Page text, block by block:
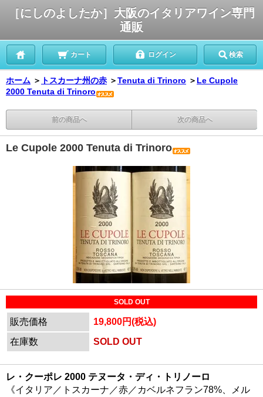
［にしのよしたか］大阪のイタリアワイン専門
通販
カート ログイン 検索
ホーム ＞ トスカーナ州の赤 ＞Tenuta di Trinoro ＞ Le Cupole
2000 Tenuta di Trinoro
前の商品へ 次の商品へ
Le Cupole 2000 Tenuta di Trinoro
SOLD OUT
販売価格
19,800円(税込)
在庫数
SOLD OUT
レ・クーポレ 2000 テヌータ・ディ・トリノーロ
《イタリア／トスカーナ／赤／カベルネフラン78%、メル